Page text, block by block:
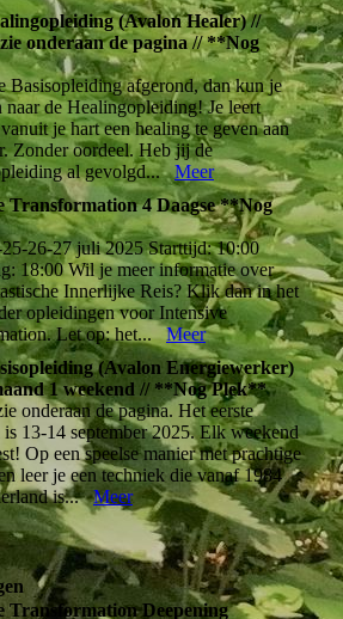
(Avalon Healer) //
onderaan de pagina // **Nog
Basisopleiding afgerond, dan kun je
naar de Healingopleiding! Je leert
je hart een healing te geven aan
Zonder oordeel. Heb jij de
al gevolgd...Meer
Transformation 4 Daagse **Nog
26-27 juli 2025 Starttijd: 10:00
18:00 Wil je meer informatie over
Innerlijke Reis? Klik dan in het
opleidingen voor Intensive
Let op: het... Meer
(Avalon Energiewerker)
1 weekend // **Nog Plek**
onderaan de pagina. Het eerste
is 13-14 september 2025. Elk weekend
Op een speelse manier met prachtige
leer je een techniek die vanaf 1984
is...Meer
Transformation Deepening